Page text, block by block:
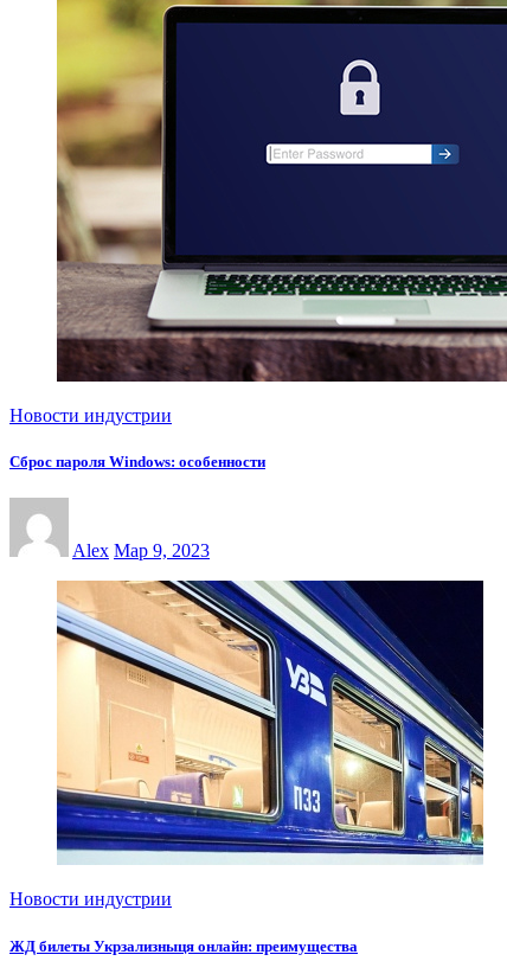
Новости индустрии
Сброс пароля Windows: особенности
Alex Мар 9, 2023
Новости индустрии
ЖД билеты Укрзализныця онлайн: преимущества